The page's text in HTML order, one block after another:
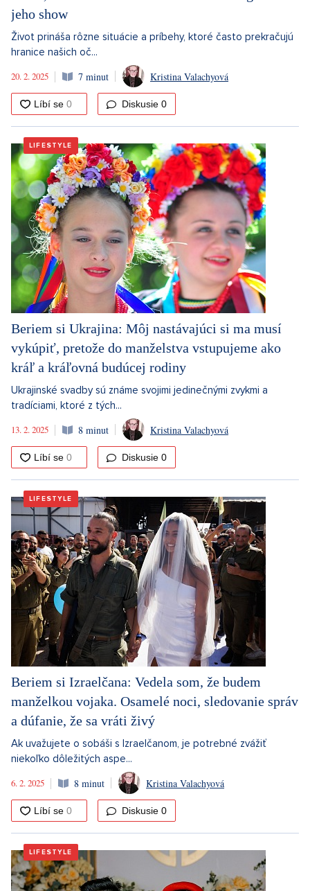
jeho show
Život prináša rôzne situácie a príbehy, ktoré často prekračujú
hranice našich oč...
20. 2. 2025
7 minut Kristina Valachyová
Diskusie 0
LIFESTYLE
Beriem si Ukrajina: Môj nastávajúci si ma musí
vykúpiť, pretože do manželstva vstupujeme ako
kráľ a kráľovná budúcej rodiny
Ukrajinské svadby sú známe svojimi jedinečnými zvykmi a
tradíciami, ktoré z tých...
13. 2. 2025
8 minut Kristina Valachyová
Diskusie 0
LIFESTYLE
Beriem si Izraelčana: Vedela som, že budem
manželkou vojaka. Osamelé noci, sledovanie správ
a dúfanie, že sa vráti živý
Ak uvažujete o sobáši s Izraelčanom, je potrebné zvážiť
niekoľko dôležitých aspe...
6. 2. 2025
8 minut Kristina Valachyová
Diskusie 0
LIFESTYLE